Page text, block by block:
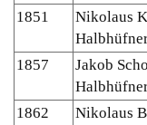
1851
Nikolaus
1857
Jakob
1862
Nikolaus